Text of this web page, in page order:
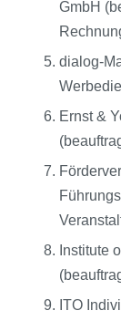
GmbH
dialog-
Ernst &
Institute
ITO